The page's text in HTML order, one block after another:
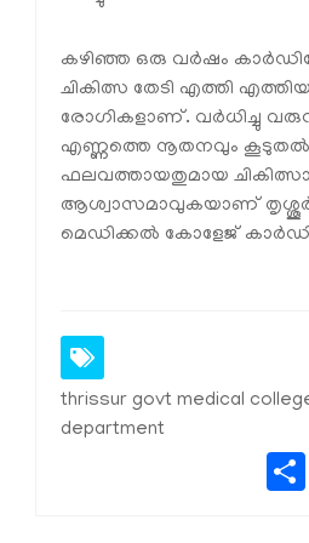
കഴിഞ്ഞ ഒരു വർഷം
ചികിത്സ തേടി എത്തി
രോഗികളാണ്. വർധിച്ചു
എണ്ണത്തെ നൂതനവും കൂടുതൽ
ഫലവത്തായതുമായ
ആശ്വാസമാവുകയാണ്
മെഡിക്കൽ കോളേജ്
thrissur govt medical
department